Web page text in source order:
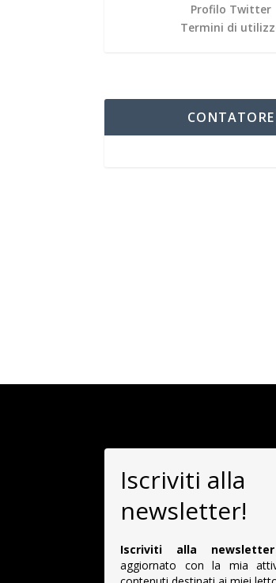
Profilo Twitter
Termini di
CONTATORE
Iscriviti alla
newsletter!
Iscriviti alla newsletter
aggiornato con la mia